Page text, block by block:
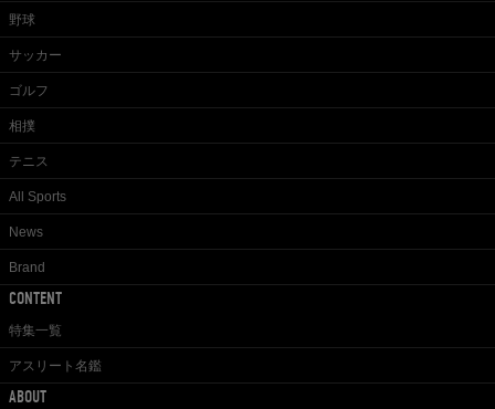
野球
サッカー
ゴルフ
相撲
テニス
All Sports
News
Brand
CONTENT
特集一覧
アスリート名鑑
ABOUT